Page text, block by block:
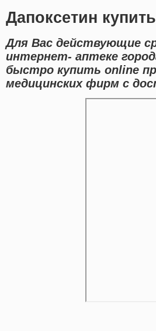
Дапоксетин
Для Вас действующие
интернет- аптеке
быстро купить online
медицинских фирм с